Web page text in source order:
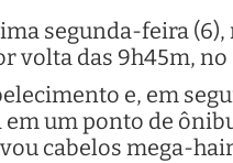
segunda-feira
volta das 9h45m,
e, em
um ponto de
cabelos mega-